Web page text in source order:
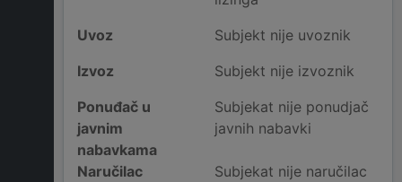
Uvoz
Subjekt nije uvoznik
Izvoz
Subjekt nije izvoznik
Ponuđač u
javnim
nabavkama
Subjekat nije ponudjač
javnih nabavki
Naručilac
Subjekat nije naručilac